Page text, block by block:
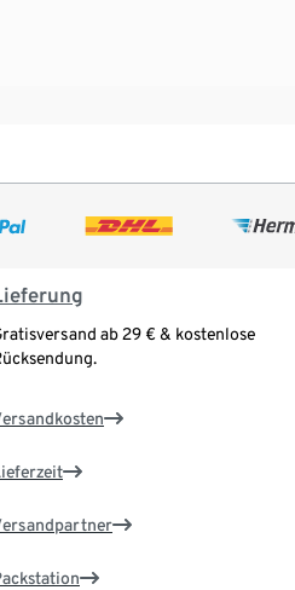
ab 29 € & kostenlose